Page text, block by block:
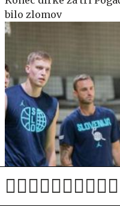
bilo zlomov